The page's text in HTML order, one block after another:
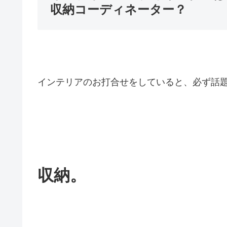
収納コーディネーター？
インテリアのお打合せをしていると、必ず話
収納。